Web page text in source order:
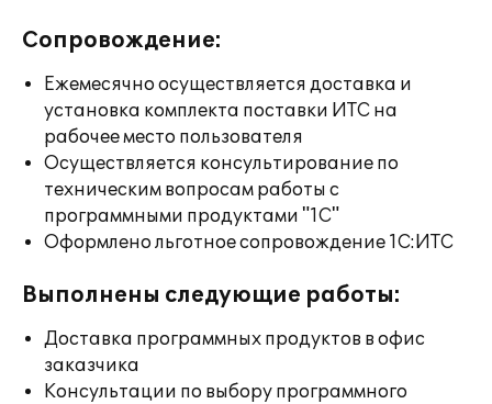
Сопровождение:
Ежемесячно осуществляется доставка и
установка комплекта поставки ИТС на
рабочее место пользователя
Осуществляется консультирование по
техническим вопросам работы с
программными продуктами "1С"
Оформлено льготное сопровождение 1С:ИТС
Выполнены следующие работы:
Доставка программных продуктов в офис
заказчика
Консультации по выбору программного